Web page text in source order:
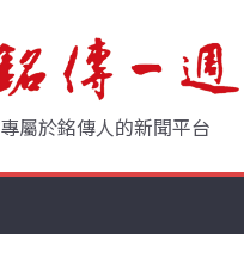
專屬於銘傳人的新聞平台